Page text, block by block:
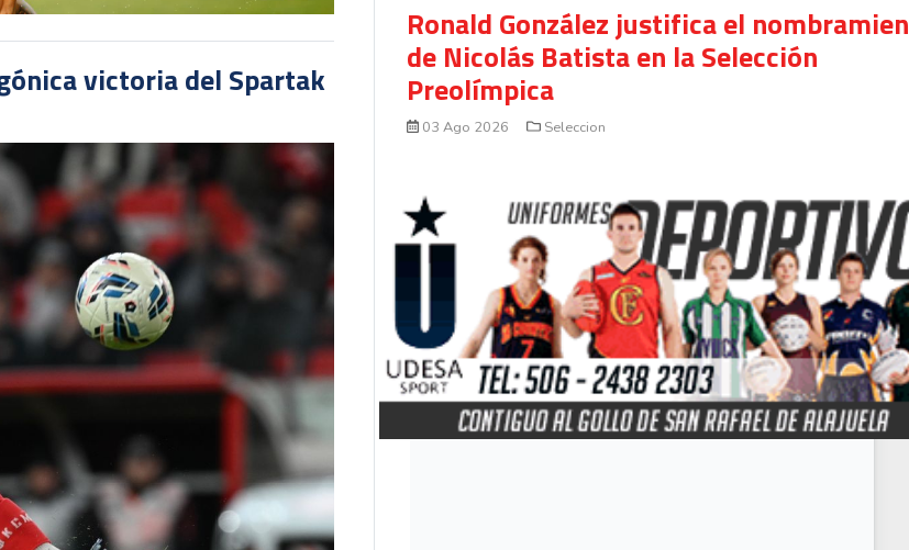
victoria del Spartak
Ronald González justifica el
de Nicolás Batista en la Selección
Preolímpica
03 Ago 2026 Seleccion